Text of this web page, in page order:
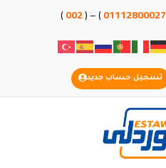
01112800027
) – (
002
)
تسجيل حساب جديد